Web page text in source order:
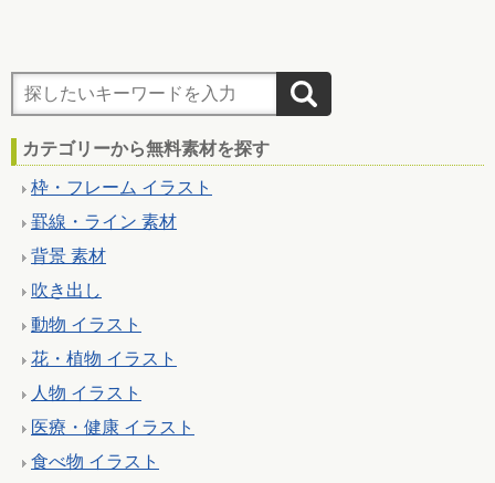
カテゴリーから無料素材を探す
枠・フレーム イラスト
罫線・ライン 素材
背景 素材
吹き出し
動物 イラスト
花・植物 イラスト
人物 イラスト
医療・健康 イラスト
食べ物 イラスト